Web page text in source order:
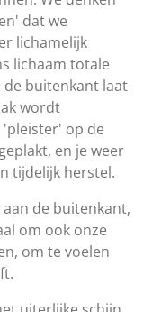
dat we
lichamelijk
lichaam totale
de buitenkant laat
wordt
'pleister' op de
en je weer
tijdelijk herstel.
de buitenkant,
om ook onze
om te voelen